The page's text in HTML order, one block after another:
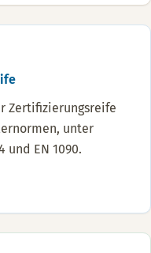
Zertifizierungsreife
unter
und EN 1090.